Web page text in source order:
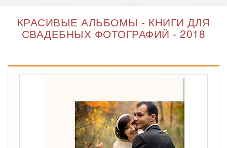
КРАСИВЫЕ АЛЬБОМЫ - КНИГИ ДЛЯ
СВАДЕБНЫХ ФОТОГРАФИЙ - 2018